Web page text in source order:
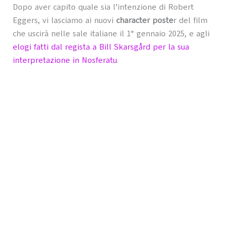
Dopo aver capito quale sia l’intenzione di Robert
Eggers, vi lasciamo ai nuovi character poster del film
che uscirà nelle sale italiane il 1° gennaio 2025, e agli
elogi fatti dal regista a Bill Skarsgård per la sua
interpretazione in Nosferatu.